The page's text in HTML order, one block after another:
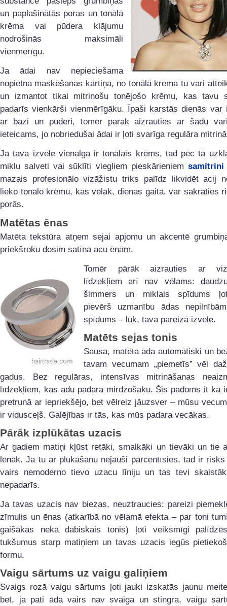
un paplašinātās poras un tonālā
krēma vai pūdera klājumu
nodrošinās maksimāli
vienmērīgu.
Ja ādai nav nepieciešama
nopietna maskēšanās kārtiņa, no tonālā krēma tu vari
un izmantot tikai mitrinošu tonējošo krēmu, kas tavu
padarīs vienkārši vienmērīgāku. Īpaši karstās dienās var
ar bāzi un pūderi, tomēr pārāk aizrauties ar šādu
ieteicams, jo nobriedušai ādai ir ļoti svarīga regulāra
Ja tava izvēle vienalga ir tonālais krēms, tad pēc tā
miklu salveti vai sūklīti viegliem pieskārieniem samitrini
mazais profesionālo vizāžistu triks palīdz likvidēt acij
lieko tonālo krēmu, kas vēlāk, dienas gaitā, var sakrāties
porās.
Matētas ēnas
Matēta tekstūra atņem sejai apjomu un akcentē
priekšroku dosim satīna acu ēnām.
Tomēr pārāk aizrauties ar
līdzekļiem arī nav vēlams:
šimmers un miklais spīdums
pievērš uzmanību ādas
spīdums – lūk, tava pareizā izvēle.
Matēts sejas tonis
Sausa, matēta āda automātiski un
tavam vecumam „piemetīs” vēl
gadus. Bez regulāras, intensīvas mitrināšanas
līdzekļiem, kas ādu padara mirdzošāku. Šis padoms it kā
pretrunā ar iepriekšējo, bet vēlreiz jāuzsver – mūsu
ir vidusceļš. Galējības ir tās, kas mūs padara vecākas.
Pārāk izplūkātas uzacis
Ar gadiem matiņi kļūst retāki, smalkāki un tievāki un tie
lēnāk. Ja tu ar plūkāšanu nejauši pārcentīsies, tad ir
vairs nemoderno tievo uzacu līniju un tas tevi
nepadarīs.
Ja tavas uzacis nav biezas, neuztraucies: pareizi
zīmulis un ēnas (atkarībā no vēlamā efekta – par toni
gaišākas nekā dabiskais tonis) ļoti veiksmīgi
tukšumus starp matiņiem un tavas uzacis iegūs
formu.
Vaigu sārtums uz vaigu galiņiem
Svaigs rozā vaigu sārtums ļoti jauki izskatās jaunu
bet, ja pati āda vairs nav svaiga un stingra, vaigu